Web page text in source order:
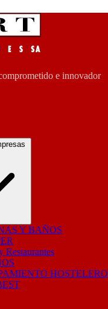
e innovador
Y BAÑOS
Restaurantes
HOSTELERO